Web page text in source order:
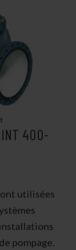
400-
utilisées
pompage.